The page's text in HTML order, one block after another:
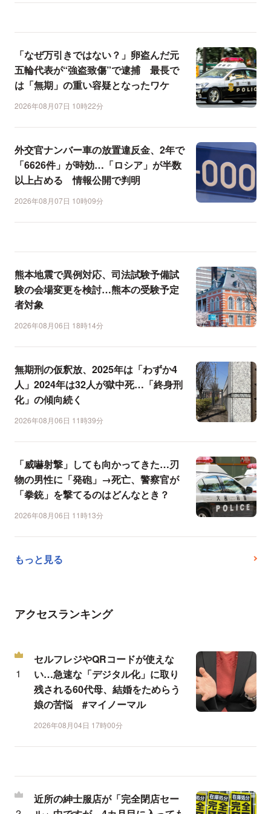
「なぜ万引きではない？」卵盗んだ元
五輪代表が“強盗致傷”で逮捕 最長で
は「無期」の重い容疑となったワケ
2026年08月07日 10時22分
外交官ナンバー車の放置違反金、2年で
「6626件」が時効…「ロシア」が半数
以上占める 情報公開で判明
2026年08月07日 10時09分
熊本地震で異例対応、司法試験予備試
験の会場変更を検討…熊本の受験予定
者対象
2026年08月06日 18時14分
無期刑の仮釈放、2025年は「わずか4
人」2024年は32人が獄中死…「終身刑
化」の傾向続く
2026年08月06日 11時39分
「威嚇射撃」しても向かってきた…刃
物の男性に「発砲」→死亡、警察官が
「拳銃」を撃てるのはどんなとき？
2026年08月06日 11時13分
もっと見る
アクセスランキング
セルフレジやQRコードが使えな
い…急速な「デジタル化」に取り
残される60代母、結婚をためらう
娘の苦悩 #マイノーマル
2026年08月04日 17時00分
近所の紳士服店が「完全閉店セー